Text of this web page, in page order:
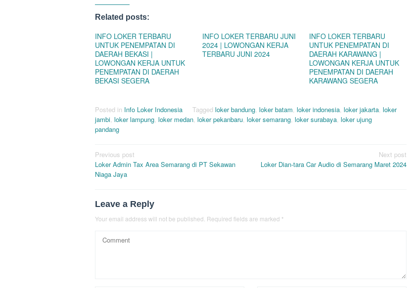
Related posts:
INFO LOKER TERBARU
UNTUK PENEMPATAN DI
DAERAH BEKASI |
LOWONGAN KERJA UNTUK
PENEMPATAN DI DAERAH
BEKASI SEGERA
INFO LOKER TERBARU JUNI
2024 | LOWONGAN KERJA
TERBARU JUNI 2024
INFO LOKER TERBARU
UNTUK PENEMPATAN DI
DAERAH KARAWANG |
LOWONGAN KERJA UNTUK
PENEMPATAN DI DAERAH
KARAWANG SEGERA
Posted in Info Loker Indonesia Tagged loker bandung, loker batam, loker indonesia, loker jakarta, loker
jambi, loker lampung, loker medan, loker pekanbaru, loker semarang, loker surabaya, loker ujung
pandang
Post
navigation
Previous post
Loker Admin Tax Area Semarang di PT Sekawan
Niaga Jaya
Next post
Loker Dian-tara Car Audio di Semarang Maret 2024
Leave a Reply
Your email address will not be published. Required fields are marked *